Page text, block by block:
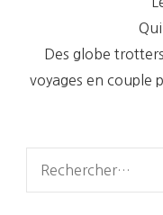
Des globe
voyages en couple